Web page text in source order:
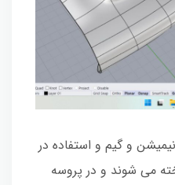
و گیم و استفاده در
می شوند و در پروسه